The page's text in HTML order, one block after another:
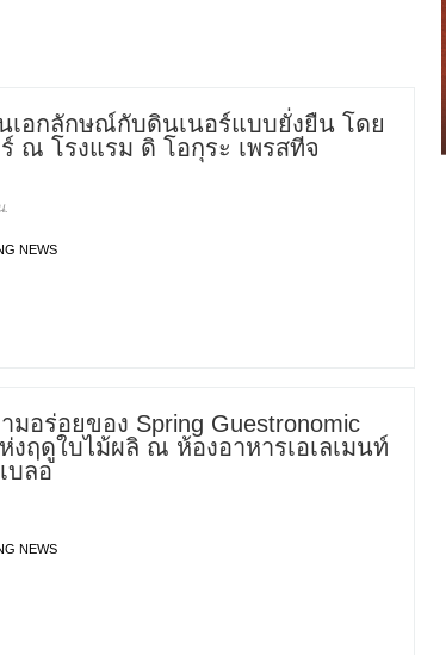
เอกลักษณ์กับดินเนอร์แบบยั่งยืน โดย
ณ โรงแรม ดิ โอกุระ เพรสทีจ
.
NEWS
อร่อยของ Spring Guestronomic
งฤดูใบไม้ผลิ ณ ห้องอาหารเอเลเมนท์
บลอ
NEWS